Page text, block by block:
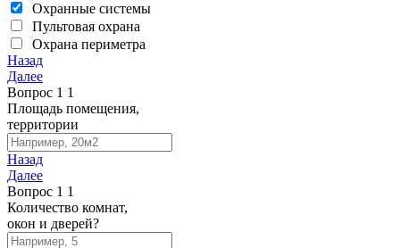
Охранные системы
Пультовая охрана
Охрана периметра
Назад
Далее
Вопрос 1 1
Площадь помещения,
территории
Назад
Далее
Вопрос 1 1
Количество комнат,
окон и дверей?